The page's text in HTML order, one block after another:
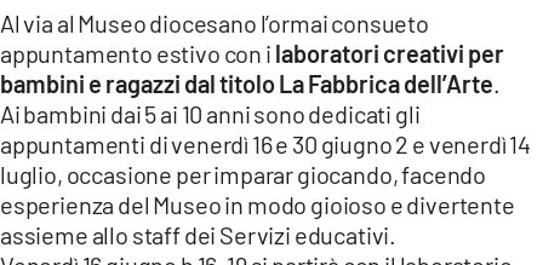
LaC
Network
LACPLAY.IT
LACTV.IT
LACONAIR.IT
LACITYMAG.IT
Al via al Museo diocesano l’ormai consueto
appuntamento estivo con i laboratori creativi per
bambini e ragazzi dal titolo La Fabbrica dell’Arte
Ai bambini dai 5 ai 10 anni sono dedicati gli
appuntamenti di venerdì 16 e 30 giugno 2 e venerdì 14
luglio, occasione per imparar giocando, facendo
esperienza del Museo in modo gioioso e divertente
assieme allo staff dei Servizi educativi.